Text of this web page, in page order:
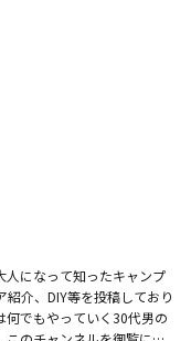
人になって知ったキャンプ
介、DIY等を投稿しており
何でもやっていく30代男の